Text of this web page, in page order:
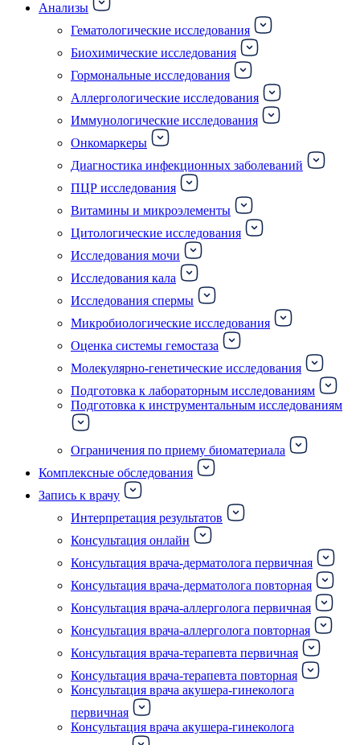
Анализы
Гематологические исследования
Биохимические исследования
Гормональные исследования
Аллергологические исследования
Иммунологические исследования
Онкомаркеры
Диагностика инфекционных заболеваний
ПЦР исследования
Витамины и микроэлементы
Цитологические исследования
Исследования мочи
Исследования кала
Исследования спермы
Микробиологические исследования
Оценка системы гемостаза
Молекулярно-генетические исследования
Подготовка к лабораторным исследованиям
Подготовка к инструментальным исследованиям
Ограничения по приему биоматериала
Комплексные обследования
Запись к врачу
Интерпретация результатов
Консультация онлайн
Консультация врача-дерматолога первичная
Консультация врача-дерматолога повторная
Консультация врача-аллерголога первичная
Консультация врача-аллерголога повторная
Консультация врача-терапевта первичная
Консультация врача-терапевта повторная
Консультация врача акушера-гинеколога
первичная
Консультация врача акушера-гинеколога